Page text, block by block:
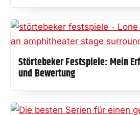
Störtebeker Festspiele: Mein
und Bewertung